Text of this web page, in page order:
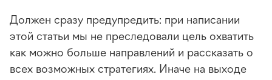
Должен сразу предупредить: при написании
этой статьи мы не преследовали цель охватить
как можно больше направлений и рассказать о
всех возможных стратегиях. Иначе на выходе